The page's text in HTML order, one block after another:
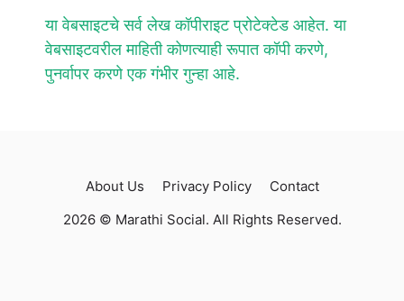
या वेबसाइटचे सर्व लेख कॉपीराइट प्रोटेक्टेड आहेत. या
वेबसाइटवरील माहिती कोणत्याही रूपात कॉपी करणे,
पुनर्वापर करणे एक गंभीर गुन्हा आहे.
About Us Privacy Policy
Contact
2026 © Marathi Social. All Rights Reserved.